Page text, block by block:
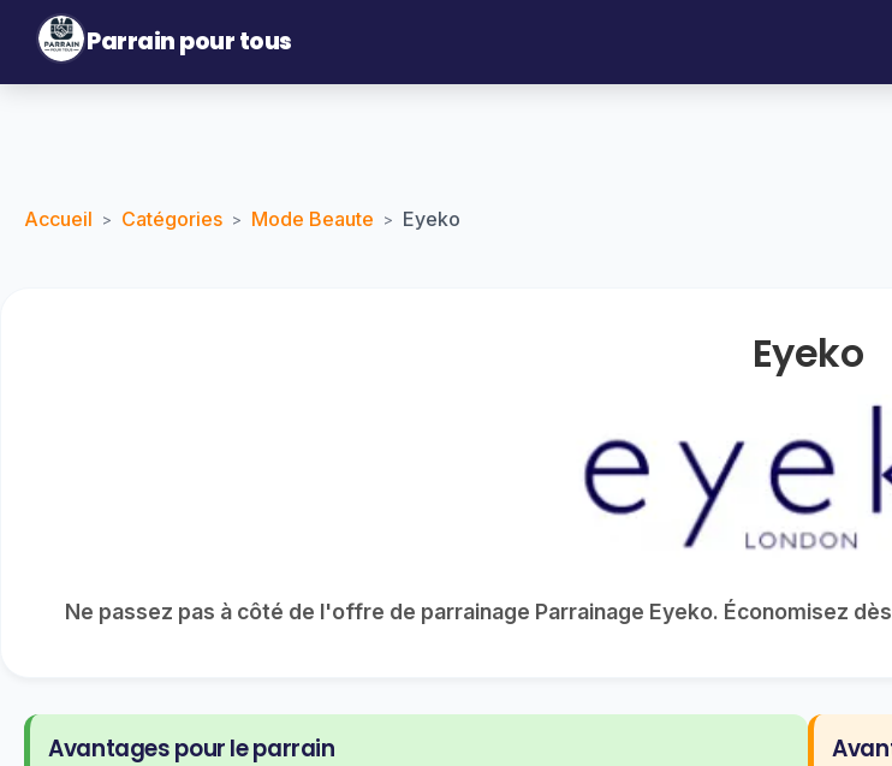
Parrain pour tous
Accueil > Catégories > Mode Beaute > Eyeko
Eyeko
Ne passez pas à côté de l'offre de parrainage Parrainage Eyeko. Économisez
Avantages pour le parrain